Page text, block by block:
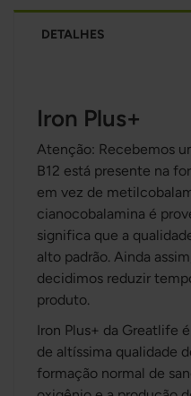
DETALHES
Iron Plus+
Atenção: Recebemos
B12 está presente na
em vez de
cianocobalamina é
significa que a
alto padrão. Ainda
decidimos reduzir
produto.
Iron Plus+ da Greatlife
de altíssima qualidade
formação normal de